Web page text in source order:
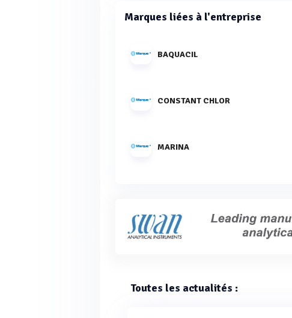
Marques liées à l'entreprise
BAQUACIL
CONSTANT CHLOR
MARINA
Toutes les actualités :